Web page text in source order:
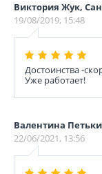
Виктория Жук,
19/08/2019, 15:48
Достоинства -
Уже работает!
Валентина
22/06/2021, 13:56